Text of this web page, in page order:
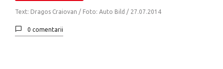
Text: Dragos Craiovan / Foto: Auto Bild / 27.07.2014
0 comentarii